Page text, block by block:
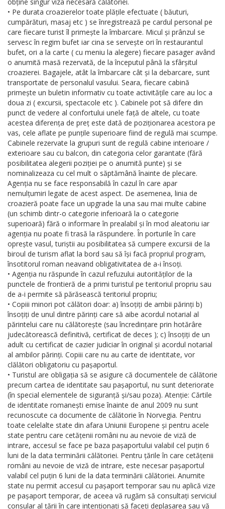
• Pe durata croazierelor toate plățile efectuate ( băuturi,
cumpărături, masaj etc ) se înregistrează pe cardul personal pe
care fiecare turist îl primește la îmbarcare. Micul și prânzul se
servesc în regim bufet iar cina se servește ori în restaurantul
bufet, ori a la carte ( cu meniu la alegere) fiecare pasager având
o anumită masă rezervată, de la începutul până la sfârșitul
croazierei. Bagajele, atât la îmbarcare cât și la debarcare, sunt
transportate de personalul vasului. Seara, fiecare cabină
primește un buletin informativ cu toate activitățile care au loc a
doua zi ( excursii, spectacole etc ). Cabinele pot să difere din
punct de vedere al confortului unele față de altele, cu toate
acestea diferența de preț este dată de poziționarea acestora pe
vas, cele aflate pe punțile superioare fiind de regulă mai scumpe.
Cabinele rezervate la grupuri sunt de regulă cabine interioare /
exterioare sau cu balcon, din categoria celor garantate (fără
posibilitatea alegerii poziției pe o anumită punte) și se
nominalizeaza cu cel mult o săptămână înainte de plecare.
Agenția nu se face responsabilă în cazul în care apar
nemulțumiri legate de acest aspect. De asemenea, linia de
croazieră poate face un upgrade la una sau mai multe cabine
(un schimb dintr-o categorie inferioară la o categorie
superioară) fără o informare în prealabil și în mod aleatoriu iar
agenția nu poate fi trasă la răspundere. În porturile în care
oprește vasul, turiștii au posibilitatea să cumpere excursii de la
biroul de turism aflat la bord sau să își facă propriul program,
însotitorul roman neavand obligativitatea de a-i însoți.
• Agenția nu răspunde în cazul refuzului autorităților de la
punctele de frontieră de a primi turistul pe teritoriul propriu sau
de a-i permite să părăsească teritoriul propriu;
• Copiii minori pot călători doar: a) însoțiți de ambii părinți b)
însoțiți de unul dintre părinți care să aibe acordul notarial al
părintelui care nu călătorește (sau încredințare prin hotărâre
judecătorească definitivă, certificat de deces ); c) însoțiți de un
adult cu certificat de cazier judiciar în original și acordul notarial
al ambilor părinți. Copiii care nu au carte de identitate, vor
clălători obligatoriu cu pașaportul.
• Turistul are obligația să se asigure că documentele de călătorie
precum cartea de identitate sau pașaportul, nu sunt deteriorate
(în special elementele de siguranță și/sau poza). Atenție: Cărtile
de identitate romanești emise înainte de anul 2009 nu sunt
recunoscute ca documente de călătorie în Norvegia. Pentru
toate celelalte state din afara Uniunii Europene și pentru acele
state pentru care cetățenii români nu au nevoie de viză de
intrare, accesul se face pe baza pașaportului valabil cel puțin 6
luni de la data terminării călătoriei. Pentru țările în care cetățenii
români au nevoie de viză de intrare, este necesar pașaportul
valabil cel puțin 6 luni de la data terminării călătoriei. Anumite
state nu permit accesul cu pașaport temporar sau nu aplică vize
pe pașaport temporar, de aceea vă rugăm să consultați serviciul
consular al țării în care intenționați să faceți deplasarea sau vă